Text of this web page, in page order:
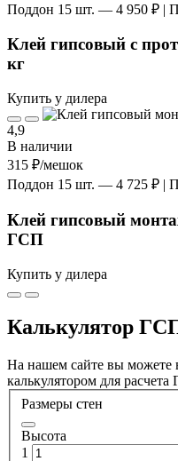
Поддон 15 шт. — 4 950 ₽ |
Клей гипсовый с
кг
Купить у дилера
4,9
В наличии
315 ₽/мешок
Поддон 15 шт. — 4 725 ₽ |
Клей гипсовый
ГСП
Купить у дилера
Калькулятор
На нашем сайте вы можете
калькулятором для
Размеры стен
Высота
1